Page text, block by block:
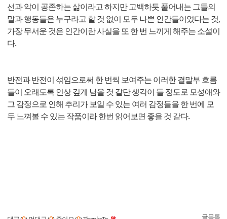
선과 악이 공존하는 삶이라고 하지만 고백하듯 풀어내는 그들의
말과 행동들은 누구라고 할 것 없이 모두 나쁜 인간들이었다는 것,
가장 무서운 것은 인간이란 사실을 또 한 번 느끼게 해주는 소설이
다.
반전과 반전이 섞임으로써 한 번씩 보여주는 이러한 결말부 흐름
들이 오래도록 인상 깊게 남을 것 같단 생각이 들 정도로 모성애와
그 감정으로 인해 추리가 보일 수 있는 여러 감정들을 한 번에 모
두 느껴볼 수 있는 작품이라 한번 읽어보면 좋을 것 같다.
글목록